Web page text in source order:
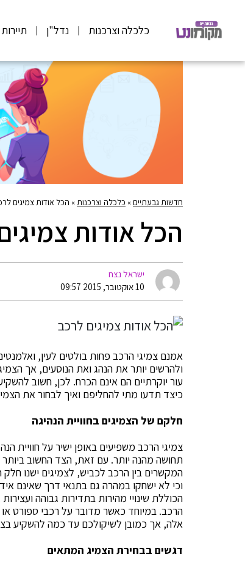
כלכלה וצרכנות נדל"ן
חדשות גבעתיים» כלכלה וצרכנות » הכל אודות צמיגים
הכל אודות
ישראל נצח
10 אוקטובר, 2015 09:57
אמנם צמיגי הרכב פחות בולטים לעין,
ולהרשים יותר את הנהג ואת הנוסעים, אך
עור יוקרתיים הם אינם הכרח. לכן, חשוב
כיצד תדעו מתי להחליפם ואיך לבחור את
חלקם של הצמיגים בחוויית הנהיגה
צמיגי הרכב משפיעים באופן ישיר על חוויית
תחושה מהנה יותר. עם זאת, הצד החשוב
המקשרים בין הרכב לכביש, לצמיגים ישנו
וכי לא ישחקו במהרה גם בתנאי דרך שאינם
הכוללת שינויי מהירות בתדירות גבוהה
הרכב. במיוחד כאשר מדובר על רכבי ספורט
אלה, אך כמובן לשיקולכם עד כמה להשקיע
דגשים בבחירת הצמיג המתאים